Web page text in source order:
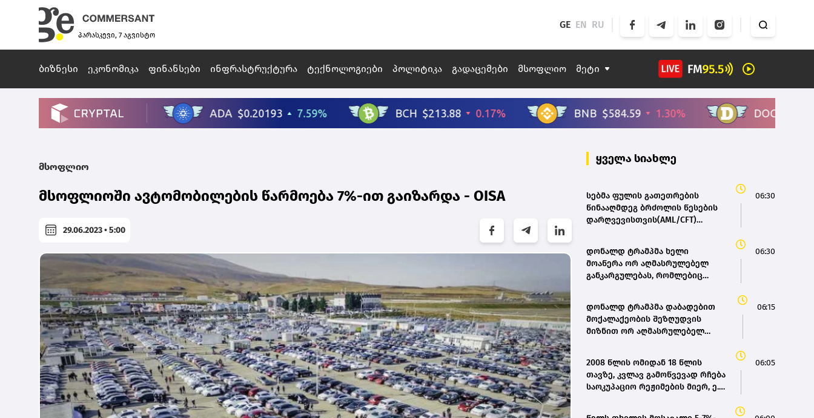
პარასკევი, 7 აგვისტო
GE EN RU
ბიზნესი ეკონომიკა ფინანსები ინფრასტრუქტურა ტექნოლოგიები პოლიტიკა გადაცემები მსოფლიო მეტი
მსოფლიო
მსოფლიოში ავტომობილების წარმოება 7%-ით გაიზარდა - OISA
29.06.2023 • 5:00
ყველა სიახლე
სებმა ფულის გათეთრების
წინააღმდეგ ბრძოლის წესების
დარღვევისთვის(AML/CFT)
06:30
დონალდ ტრამპმა ხელი
მოაწერა ორ აღმასრულებელ
განკარგულებას, რომლებიც
შეზღუდვას
06:30
დონალდ ტრამპმა დაბადებით
მოქალაქეობის შეზღუდვის
მიზნით ორ აღმასრულებელ
06:15
2008 წლის ომიდან 18 წლის
თავზე, კვლავ გამოწვევად რჩება
საოკუპაციო რეჟიმების მიერ, ე.წ.
06:05